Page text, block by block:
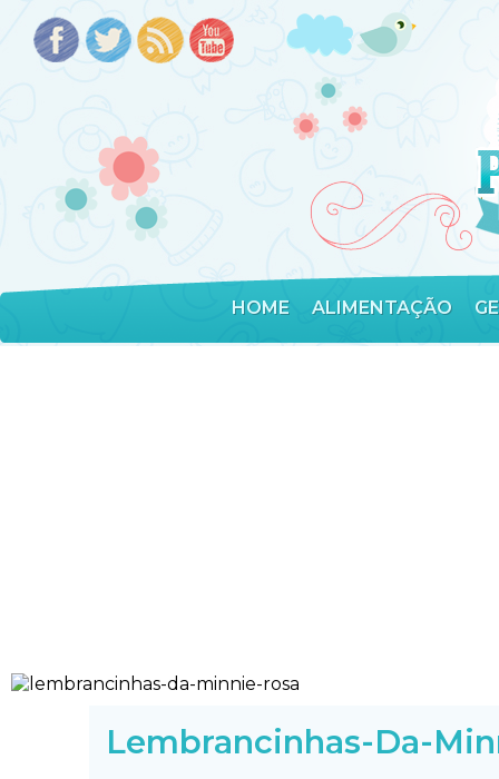
HOME ALIMENTAÇÃO
Lembrancinhas-Da-